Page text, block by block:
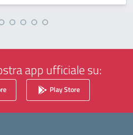
app ufficiale su:
Play Store